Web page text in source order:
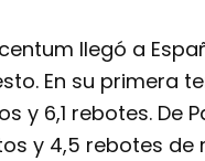
llegó a
En su primera
y 6,1 rebotes. De
y 4,5 rebotes de